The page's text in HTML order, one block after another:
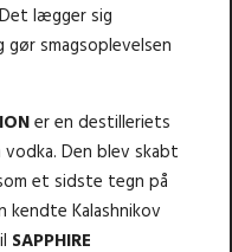
lægger sig
smagsoplevelsen
er en destilleriets
Den blev skabt
et sidste tegn på
Kalashnikov
SAPPHIRE